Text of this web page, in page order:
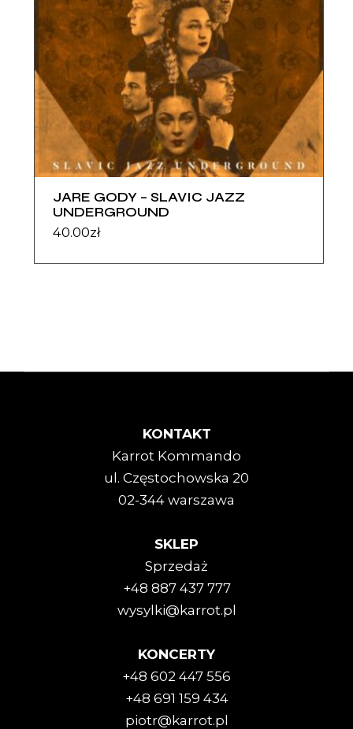
JARE GODY – SLAVIC JAZZ
UNDERGROUND
40.00zł
KONTAKT
Karrot Kommando
ul. Częstochowska 20
02-344 warszawa
SKLEP
Sprzedaż
+48 887 437 777
wysylki@karrot.pl
KONCERTY
+48 602 447 556
+48 691 159 434
piotr@karrot.pl